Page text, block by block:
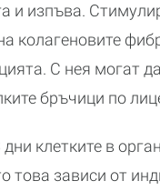
и изпъва.
колагеновите
С нея могат
бръчици по
клетките в
това зависи от